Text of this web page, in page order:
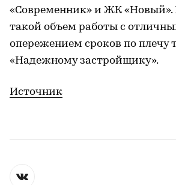
«Современник» и ЖК «Новый».
такой объем работы с
опережением сроков по плечу
«Надежному застройщику».
Источник